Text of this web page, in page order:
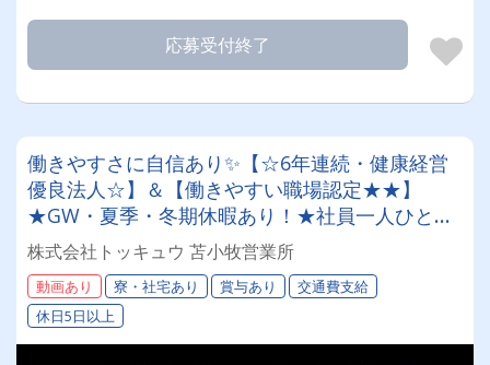
応募受付終了
働きやすさに自信あり✨【☆6年連続・健康経営
優良法人☆】＆【働きやすい職場認定★★】
★GW・夏季・冬期休暇あり！★社員一人ひとり
を大切にする昭和34年設立の安定企業！＜未経験
者も大歓迎！4tドライバー＞
株式会社トッキュウ 苫小牧営業所
動画あり 寮・社宅あり 賞与あり
交通費支給
休日5日以上